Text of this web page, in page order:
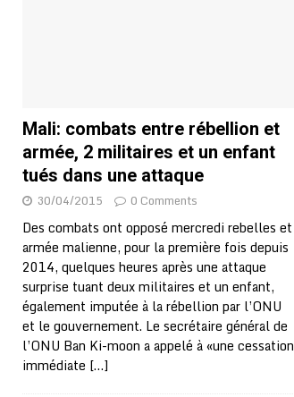
Mali: combats entre rébellion et
armée, 2 militaires et un enfant
tués dans une attaque
30/04/2015 0 Comments
Des combats ont opposé mercredi rebelles et
armée malienne, pour la première fois depuis
2014, quelques heures après une attaque
surprise tuant deux militaires et un enfant,
également imputée à la rébellion par l’ONU
et le gouvernement. Le secrétaire général de
l’ONU Ban Ki-moon a appelé à «une cessation
immédiate […]